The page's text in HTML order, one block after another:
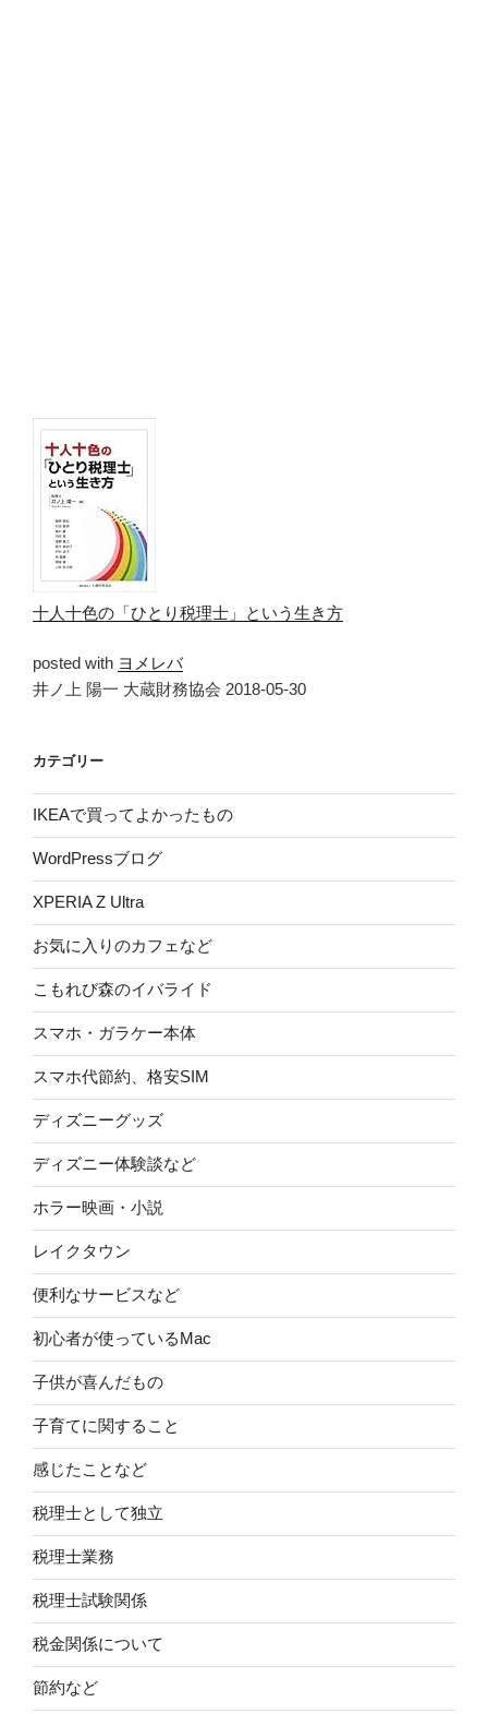
十人十色の「ひとり税理士」という生き方
posted with ヨメレバ
井ノ上 陽一 大蔵財務協会 2018-05-30
カテゴリー
IKEAで買ってよかったもの
WordPressブログ
XPERIA Z Ultra
お気に入りのカフェなど
こもれび森のイバライド
スマホ・ガラケー本体
スマホ代節約、格安SIM
ディズニーグッズ
ディズニー体験談など
ホラー映画・小説
レイクタウン
便利なサービスなど
初心者が使っているMac
子供が喜んだもの
子育てに関すること
感じたことなど
税理士として独立
税理士業務
税理士試験関係
税金関係について
節約など